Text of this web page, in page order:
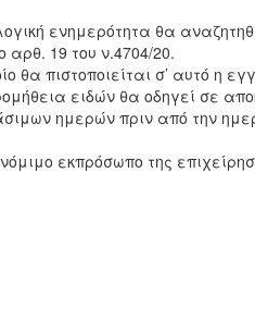
ενημερότητα θα
19 του ν.4704/20.
θα πιστοποιείται σ’ αυτό η
ειδών θα οδηγεί σε
ημερών πριν από την
εκπρόσωπο της